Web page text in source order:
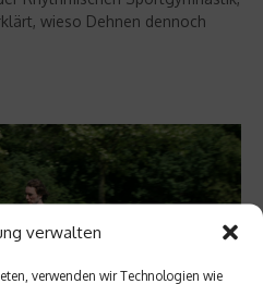
verwalten
verwenden wir Technologien wie
wieso Dehnen dennoch